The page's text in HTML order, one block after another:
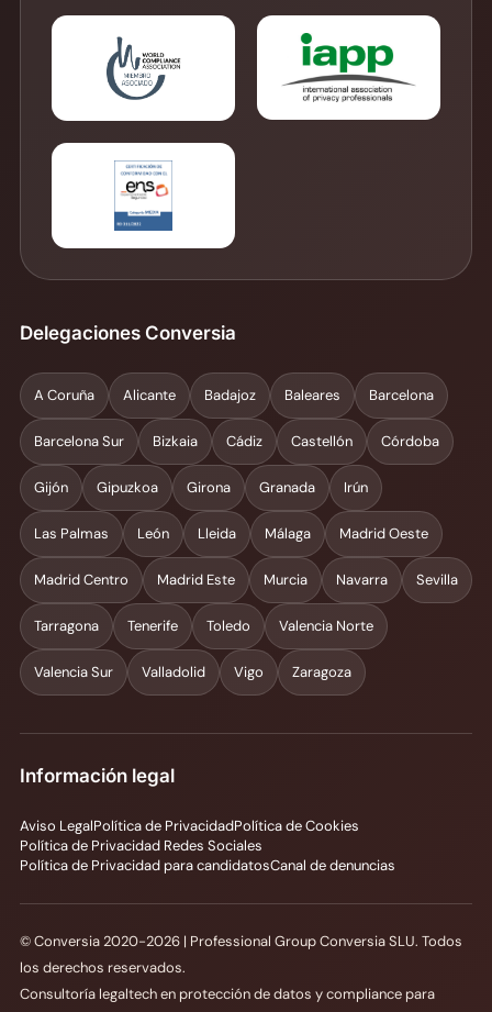
Delegaciones Conversia
A Coruña Alicante Badajoz Baleares Barcelona
Barcelona Sur Bizkaia Cádiz Castellón Córdoba
Gijón Gipuzkoa Girona Granada Irún
Las Palmas León Lleida Málaga Madrid Oeste
Madrid Centro Madrid Este Murcia Navarra Sevilla
Tarragona Tenerife Toledo Valencia Norte
Valencia Sur Valladolid Vigo Zaragoza
Información legal
Aviso LegalPolítica de PrivacidadPolítica de Cookies
Política de Privacidad Redes Sociales
Política de Privacidad para candidatosCanal de denuncias
© Conversia 2020-2026 | Professional Group Conversia SLU. Todos
los derechos reservados.
Consultoría legaltech en protección de datos y compliance para